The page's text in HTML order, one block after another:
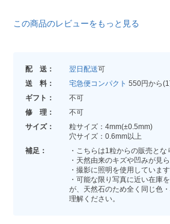
この商品のレビューをもっと見る
配 送： 翌日配送可
送 料：
宅急便コンパクト 550円から
ギフト：
不可
修 理：
不可
サイズ：
粒サイズ：4mm(±0.5mm)
穴サイズ：0.6mm以上
補足：
・こちらは1粒からの販売とな
・天然由来のキズや凹みが見
・撮影に照明を使用しています
・可能な限り写真に近い在庫
が、天然石のため全く同じ色
理解ください。